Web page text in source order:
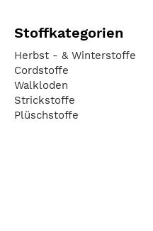
Stoffkategorien
Herbst - & Winterstoffe
Cordstoffe
Walkloden
Strickstoffe
Plüschstoffe